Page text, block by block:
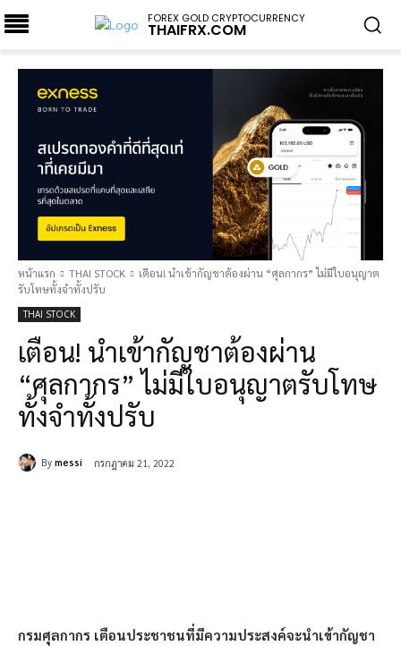
FOREX GOLD CRYPTOCURRENCY
THAIFRX.COM
หน้าแรก THAI STOCK
เตือน! นำเข้ากัญชาต้องผ่าน “ศุลกากร” ไม่มีใบอนุญาต
รับโทษทั้งจำทั้งปรับ
THAI STOCK
เตือน! นำเข้ากัญชาต้องผ่าน
“ศุลกากร” ไม่มีใบอนุญาตรับโทษ
ทั้งจำทั้งปรับ
By messi กรกฎาคม 21, 2022
กรมศุลกากร เตือนประชาชนที่มีความประสงค์จะนำเข้ากัญชา